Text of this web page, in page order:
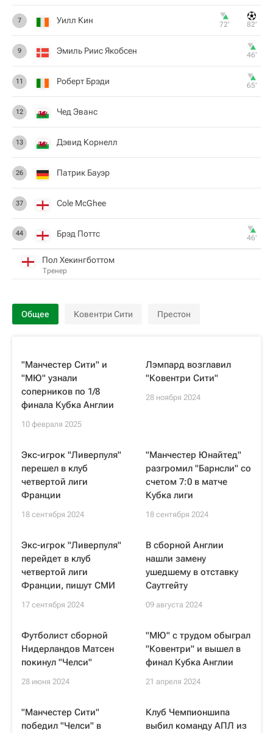
7 Уилл Кин 72‎’‎ 82‎’‎
9 Эмиль Риис Якобсен 46‎’‎
11 Роберт Брэди 65‎’‎
12 Чед Эванс
13 Дэвид Корнелл
26 Патрик Бауэр
37 Cole McGhee
44 Брэд Поттс 46‎’‎
Пол Хекингботтом
Тренер
Общее Ковентри Сити Престон
"Манчестер Сити" и
"МЮ" узнали
соперников по 1/8
финала Кубка Англии
10 февраля 2025
Лэмпард возглавил
"Ковентри Сити"
28 ноября 2024
Экс-игрок "Ливерпуля"
перешел в клуб
четвертой лиги
Франции
18 сентября 2024
"Манчестер Юнайтед"
разгромил "Барнсли" со
счетом 7:0 в матче
Кубка лиги
18 сентября 2024
Экс-игрок "Ливерпуля"
перейдет в клуб
четвертой лиги
Франции, пишут СМИ
17 сентября 2024
В сборной Англии
нашли замену
ушедшему в отставку
Саутгейту
09 августа 2024
Футболист сборной
Нидерландов Матсен
покинул "Челси"
28 июня 2024
"МЮ" с трудом обыграл
"Ковентри" и вышел в
финал Кубка Англии
21 апреля 2024
"Манчестер Сити"
победил "Челси" в
Клуб Чемпионшипа
выбил команду АПЛ из